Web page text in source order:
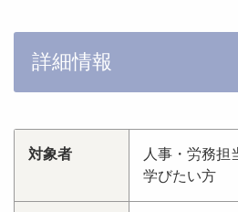
詳細情報
対象者
人事・労務担
学びたい方